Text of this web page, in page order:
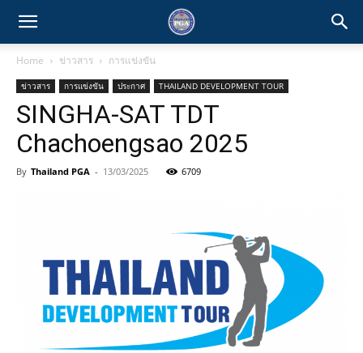
Home ข่าวสาร การแข่งขัน
ข่าวสาร การแข่งขัน ประกาศ THAILAND DEVELOPMENT TOUR
SINGHA-SAT TDT
Chachoengsao 2025
By Thailand PGA - 13/03/2025 6709